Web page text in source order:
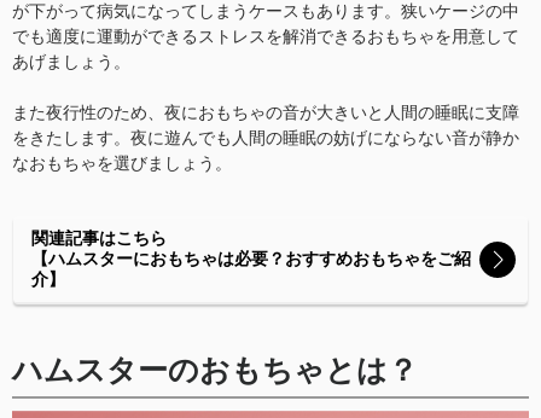
が下がって病気になってしまうケースもあります。狭いケージの中
でも適度に運動ができるストレスを解消できるおもちゃを用意して
あげましょう。
また夜行性のため、夜におもちゃの音が大きいと人間の睡眠に支障
をきたします。夜に遊んでも人間の睡眠の妨げにならない音が静か
なおもちゃを選びましょう。
関連記事はこちら
【ハムスターにおもちゃは必要？おすすめおもちゃをご紹
介】
ハムスターのおもちゃとは？